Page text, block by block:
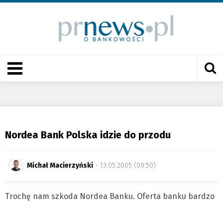
Nordea Bank Polska idzie do przodu
Michał Macierzyński - 13.05.2005 (09:50)
Trochę nam szkoda Nordea Banku. Oferta banku bardzo